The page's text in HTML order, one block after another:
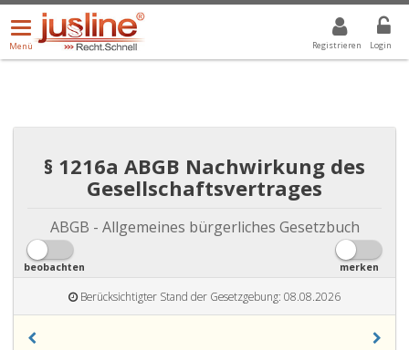
Registrieren Login
Menü
öffnen/schließen
Menü
ALLE DROPDOWN: GEWÄHLTER WERT IST ALLE
§ 1216a ABGB Nachwirkung des
Gesellschaftsvertrages
ABGB - Allgemeines bürgerliches Gesetzbuch
beobachten merken
Berücksichtigter Stand der Gesetzgebung: 08.08.2026